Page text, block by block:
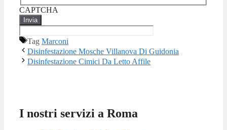
CAPTCHA
Tag Marconi
Disinfestazione Mosche Villanova Di Guidonia
Disinfestazione Cimici Da Letto Affile
I nostri servizi a Roma